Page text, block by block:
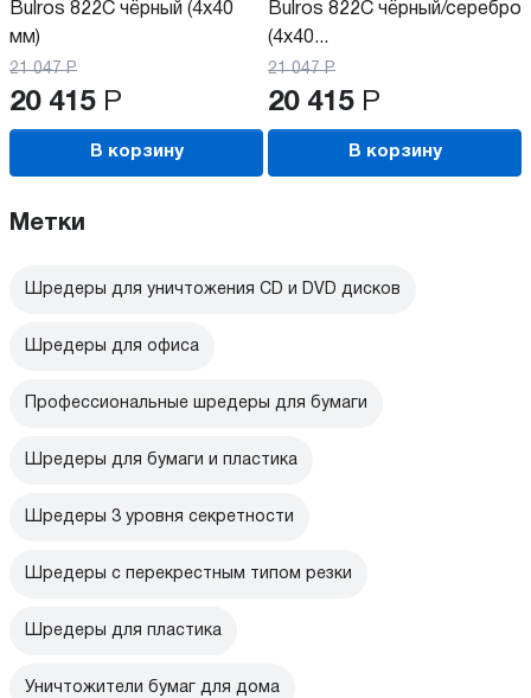
Bulros 822C чёрный (4x40
мм)
21 047 Р
20 415 Р
В корзину
Bulros 822C чёрный/серебро
(4x40...
21 047 Р
20 415 Р
В корзину
Метки
Шредеры для уничтожения CD и DVD дисков
Шредеры для офиса
Профессиональные шредеры для бумаги
Шредеры для бумаги и пластика
Шредеры 3 уровня секретности
Шредеры с перекрестным типом резки
Шредеры для пластика
Уничтожители бумаг для дома